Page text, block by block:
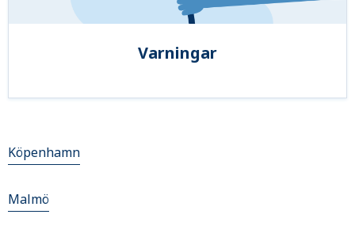
Varningar
Köpenhamn
Malmö